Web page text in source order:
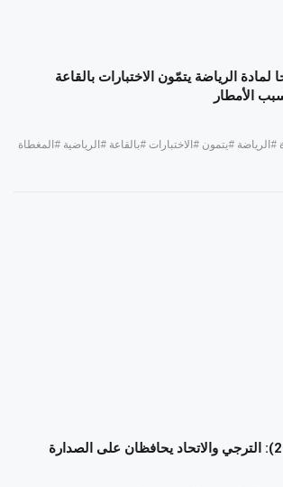
مترشحا لمادة الرياضة يتمّون الاختبارات بالقاعة
الأمطار
#يتمون #الاختبارات #بالقاعة #الرياضية #المغطاة